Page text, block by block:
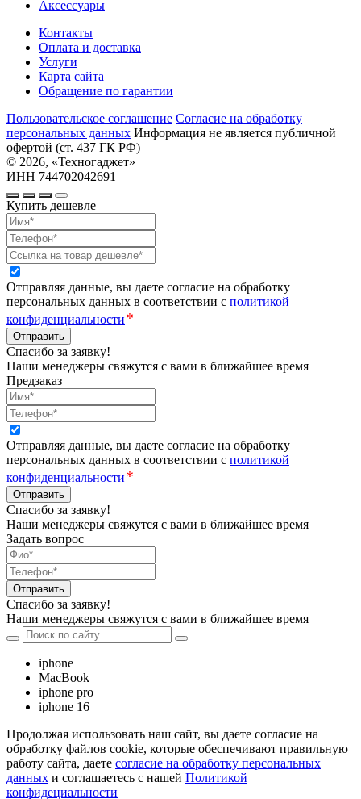
Аксессуары
Контакты
Оплата и доставка
Услуги
Карта сайта
Обращение по гарантии
Пользовательское соглашение Cогласие на обработку
персональных данных Информация не является публичной
офертой (ст. 437 ГК РФ)
© 2026, «Техногаджет»
ИНН 744702042691
Купить дешевле
Отправляя данные, вы даете согласие на обработку
персональных данных в соответствии с политикой
конфиденциальности*
Отправить
Спасибо за заявку!
Наши менеджеры свяжутся с вами в ближайшее время
Предзаказ
Отправляя данные, вы даете согласие на обработку
персональных данных в соответствии с политикой
конфиденциальности*
Отправить
Спасибо за заявку!
Наши менеджеры свяжутся с вами в ближайшее время
Задать вопрос
Отправить
Спасибо за заявку!
Наши менеджеры свяжутся с вами в ближайшее время
iphone
MacBook
iphone pro
iphone 16
Продолжая использовать наш сайт, вы даете согласие на
обработку файлов cookie, которые обеспечивают правильную
работу сайта, даете согласие на обработку персональных
данных и соглашаетесь с нашей Политикой
конфидециальности